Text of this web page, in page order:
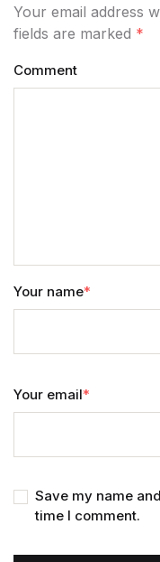
Your email address
fields are marked *
Comment
Your name*
Your email*
Save my name
time I comment.